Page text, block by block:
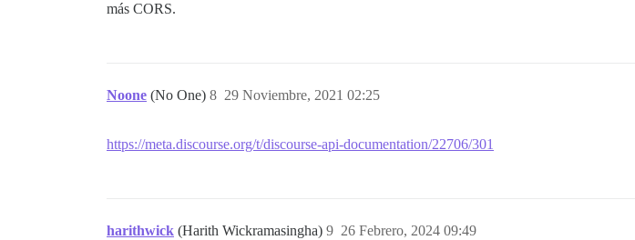
más CORS.
Noone (No One) 29 Noviembre, 2021 02:25
8
https://meta.discourse.org/t/discourse-api-documentation/22706/301
harithwick (Harith Wickramasingha) 26 Febrero, 2024 09:49
9